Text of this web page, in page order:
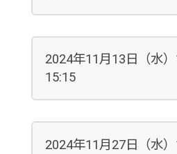
2024年11月13日（水
15:15
2024年11月27日（水